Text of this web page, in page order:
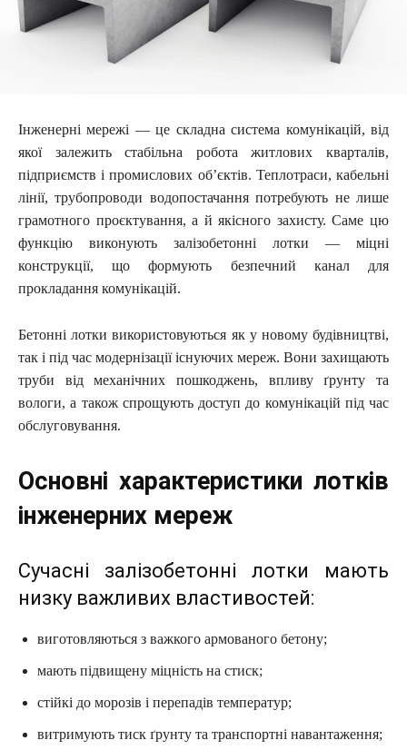
Інженерні мережі — це складна система комунікацій, від
якої залежить стабільна робота житлових кварталів,
підприємств і промислових об’єктів. Теплотраси, кабельні
лінії, трубопроводи водопостачання потребують не лише
грамотного проєктування, а й якісного захисту. Саме цю
функцію виконують залізобетонні лотки — міцні
конструкції, що формують безпечний канал для
прокладання комунікацій.
Бетонні лотки використовуються як у новому будівництві,
так і під час модернізації існуючих мереж. Вони захищають
труби від механічних пошкоджень, впливу ґрунту та
вологи, а також спрощують доступ до комунікацій під час
обслуговування.
Основні характеристики лотків
інженерних мереж
Сучасні залізобетонні лотки мають
низку важливих властивостей:
виготовляються з важкого армованого бетону;
мають підвищену міцність на стиск;
стійкі до морозів і перепадів температур;
витримують тиск ґрунту та транспортні навантаження;